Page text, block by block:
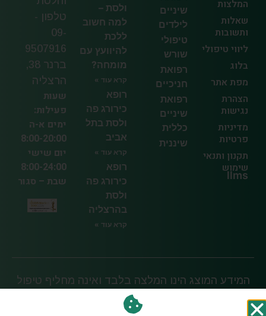
המלצות
שאלות
ותשובות
ליווי טיפולי
בלוג
מפת אתר
הצהרת
נגישות
מדיניות
פרטיות
תקנון ותנאי
שימוש
llms
שיניים
לילדים
טיפולי
שורש
רפואת
חניכיים
רפואת
שיניים
כללית
שיננית
ולסת –
למה חשוב
ללכת
להיוועץ עם
מומחה?
קרא עוד »
רופא
כירורג פה
ולסת בתל
אביב
קרא עוד »
רופא
כירורג פה
ולסת
בהרצליה
קרא עוד »
טלפון -
09-
9507916
ברנר 38,
הרצליה
שעות
פעילות:
ימים א-ה
8:00-20:00
יום שישי
8:00-24:00
שבת – סגור
המידע המוצג הינו המלצה בלבד ואינה מחליף טיפול
בהמלצת רופא